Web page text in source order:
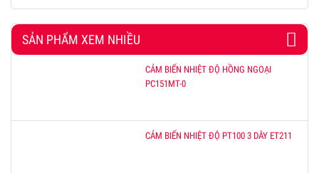
SẢN PHẨM XEM NHIỀU
CẢM BIẾN NHIỆT ĐỘ HỒNG NGOẠI
PC151MT-0
CẢM BIẾN NHIỆT ĐỘ PT100 3 DÂY ET211